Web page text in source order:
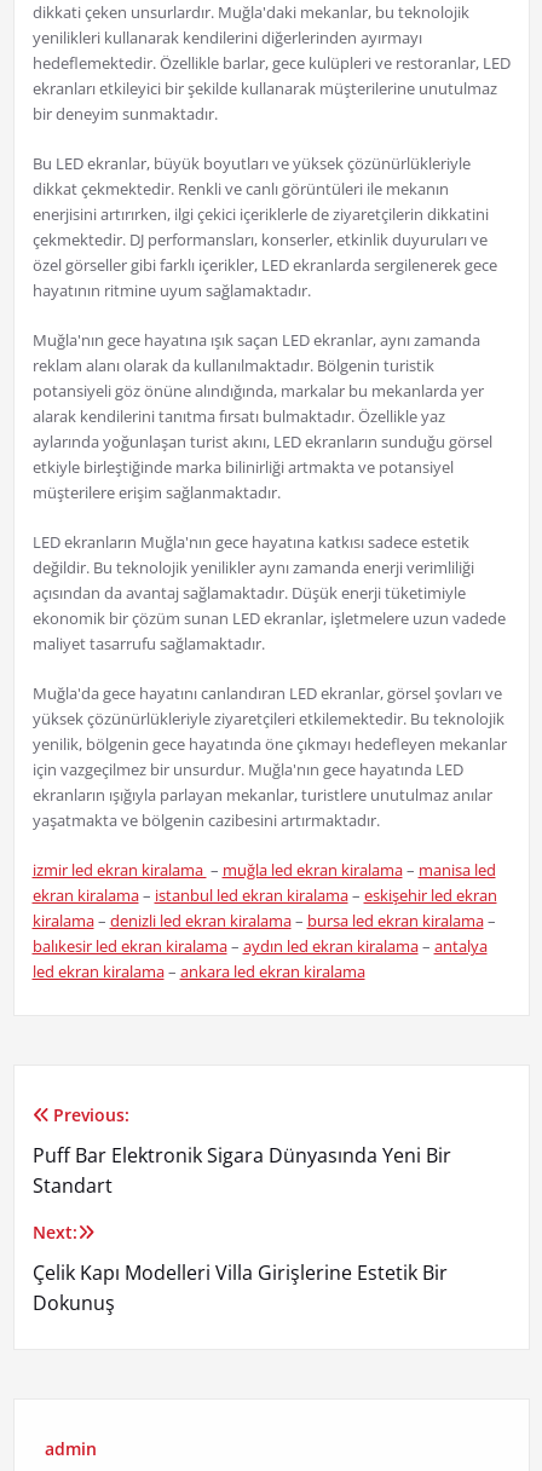
dikkati çeken unsurlardır. Muğla'daki mekanlar, bu teknolojik
yenilikleri kullanarak kendilerini diğerlerinden ayırmayı
hedeflemektedir. Özellikle barlar, gece kulüpleri ve restoranlar, LED
ekranları etkileyici bir şekilde kullanarak müşterilerine unutulmaz
bir deneyim sunmaktadır.
Bu LED ekranlar, büyük boyutları ve yüksek çözünürlükleriyle
dikkat çekmektedir. Renkli ve canlı görüntüleri ile mekanın
enerjisini artırırken, ilgi çekici içeriklerle de ziyaretçilerin dikkatini
çekmektedir. DJ performansları, konserler, etkinlik duyuruları ve
özel görseller gibi farklı içerikler, LED ekranlarda sergilenerek gece
hayatının ritmine uyum sağlamaktadır.
Muğla'nın gece hayatına ışık saçan LED ekranlar, aynı zamanda
reklam alanı olarak da kullanılmaktadır. Bölgenin turistik
potansiyeli göz önüne alındığında, markalar bu mekanlarda yer
alarak kendilerini tanıtma fırsatı bulmaktadır. Özellikle yaz
aylarında yoğunlaşan turist akını, LED ekranların sunduğu görsel
etkiyle birleştiğinde marka bilinirliği artmakta ve potansiyel
müşterilere erişim sağlanmaktadır.
LED ekranların Muğla'nın gece hayatına katkısı sadece estetik
değildir. Bu teknolojik yenilikler aynı zamanda enerji verimliliği
açısından da avantaj sağlamaktadır. Düşük enerji tüketimiyle
ekonomik bir çözüm sunan LED ekranlar, işletmelere uzun vadede
maliyet tasarrufu sağlamaktadır.
Muğla'da gece hayatını canlandıran LED ekranlar, görsel şovları ve
yüksek çözünürlükleriyle ziyaretçileri etkilemektedir. Bu teknolojik
yenilik, bölgenin gece hayatında öne çıkmayı hedefleyen mekanlar
için vazgeçilmez bir unsurdur. Muğla'nın gece hayatında LED
ekranların ışığıyla parlayan mekanlar, turistlere unutulmaz anılar
yaşatmakta ve bölgenin cazibesini artırmaktadır.
izmir led ekran kiralama – muğla led ekran kiralama– manisa led
ekran kiralama– istanbul led ekran kiralama– eskişehir led ekran
kiralama– denizli led ekran kiralama– bursa led ekran kiralama–
balıkesir led ekran kiralama– aydın led ekran kiralama– antalya
led ekran kiralama– ankara led ekran kiralama
Yazı
gezinmesi
Previous:
Puff Bar Elektronik Sigara Dünyasında Yeni Bir
Standart
Next:
Çelik Kapı Modelleri Villa Girişlerine Estetik Bir
Dokunuş
admin